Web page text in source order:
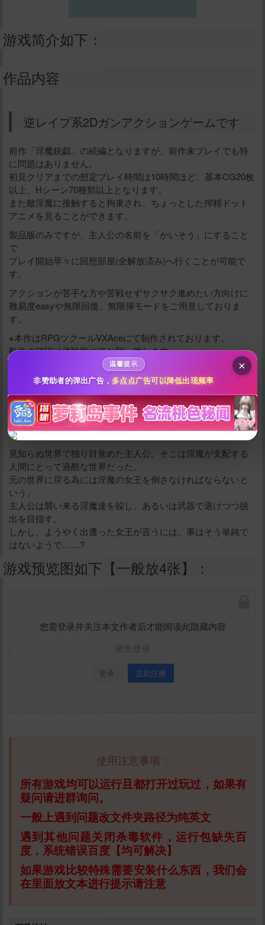
给新作限定打赏
10分 50分 100分
200 分 500分 自定义
立刻支付
游戏简介如下：
作品内容
逆レイプ系2Dガンアクションゲームです
前作「淫魔銃戯」の続編となりますが、前作未プレイでも特
に問題はありません。
初見クリアまでの想定プレイ時間は10時間ほど、基本CG20枚
以上、Hシーン70種類以上となります。
また敵淫魔に接触すると拘束され、ちょっとした搾精ドット
アニメを見ることができます。
製品版のみですが、主人公の名前を「かいそう」にすること
で
プレイ開始早々に回想部屋(全解放済み)へ行くことが可能で
す。
アクションが苦手な方や苦戦せずサクサク進めたい方向けに
難易度easyや無限回復、無限弾モードをご用意しておりま
す。
※本作はRPGツクールVXAceにて制作されております。
動作の確認は体験版にてお願い致します。
体験版のセーブデータは製品版に引き継ぐことが可能です。
※不具合修正等を行う可能性がありますので、ご購入は会員登
録後をおすすめ致します。
ストーリー
見知らぬ世界で独り目覚めた主人公。そこは淫魔が支配する
人間にとって過酷な世界だった。
元の世界に戻る為には淫魔の女王を倒さなければならないと
いう。
主人公は襲い来る淫魔達を躱し、あるいは武器で退けつつ脱
出を目指す。
しかし、ようやく出遭った女王が言うには、事はそう単純で
はないようで……?
游戏预览图如下【一般放4张】：
您需登录并关注本文作者后才能阅读此隐藏内容
请先登录
登录 立刻注册
使用注意事项：
所有游戏均可以运行且都打开过玩过，如果有
疑问请进群询问。
一般上遇到问题改文件夹路径为纯英文
遇到其他问题关闭杀毒软件，运行包缺失百
度，系统错误百度【均可解决】
如果游戏比较特殊需要安装什么东西，我们会
在里面放文本进行提示请注意
秒传文本链接
点击全选 ×
温馨提示
非赞助者的弹出广告， 多点点广告可以降低出现频率